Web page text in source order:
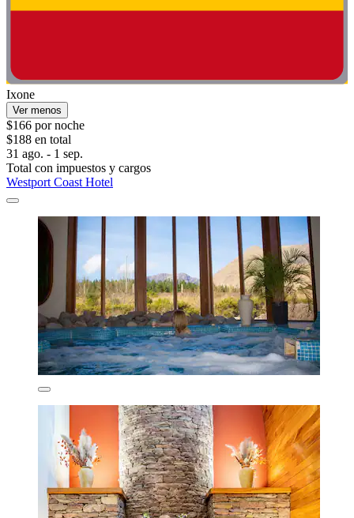
Ixone
Ver menos
$166 por noche
$188 en total
31 ago. - 1 sep.
Total con impuestos y cargos
Westport Coast Hotel